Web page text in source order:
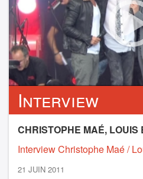
Interview
CHRISTOPHE MAÉ, LOUIS
Interview Christophe Maé /
21 JUIN 2011